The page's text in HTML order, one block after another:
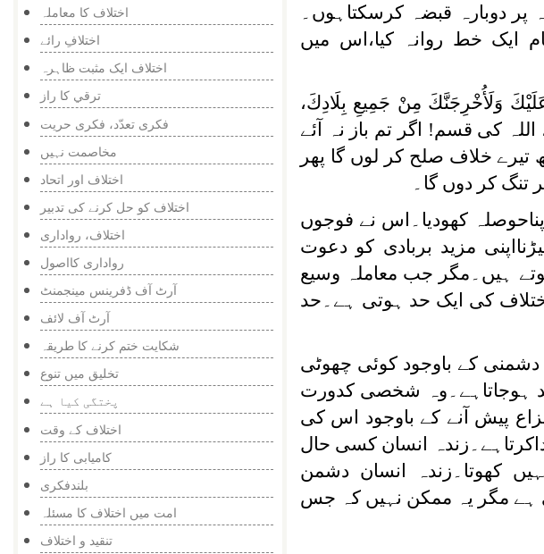
پر دوبارہ قبضہ کرسکتاہوں۔
ایک خط روانہ کیا،اس میں
وَلَأُخْرِجَنَّكَ مِنْ جَمِيعِ بِلَادِكَ،
صفحہ127)۔یعنی، اللہ کی قسم! اگر تم باز نہ آئے
تیرے خلاف صلح کر لوں گا پھر
تنگ کر دوں گا۔
کھودیا۔اس نے فوجوں
مزید بربادی کو دعوت
ہیں۔مگر جب معاملہ وسیع
اختلاف کی ایک حد ہوتی ہے۔حد
کے باوجود کوئی چھوٹی
ہوجاتاہے۔وہ شخصی کدورت
پیش آنے کے باوجود اس کی
انسان کسی حال
کھوتا۔زندہ انسان دشمن
ہے مگر یہ ممکن نہیں کہ جس
اختلاف کا معاملہ
اختلافِ رائے
اختلاف ایک مثبت ظاہرہ
ترقي كا راز
فکری تعدّد، فکری حریت
مخاصمت نہیں
اختلاف اور اتحاد
اختلاف کو حل کرنے کی تدبیر
اختلاف، رواداری
رواداری کااصول
آرٹ آف ڈفرینس مینجمنٹ
آرٹ آف لائف
شکایت ختم کرنے کا طریقہ
تخلیق میں تنوع
پختگی کیا ہے
اختلاف کے وقت
کامیابی کا راز
بلندفکری
امت میں اختلاف کا مسئلہ
تنقید و اختلاف